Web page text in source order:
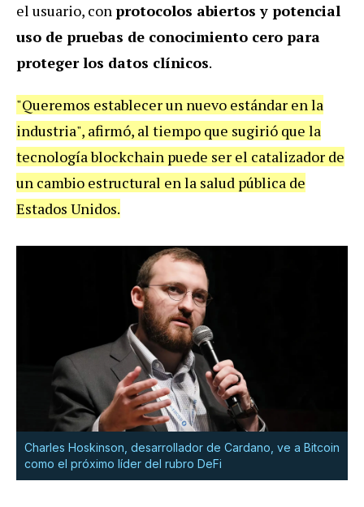
el usuario, conprotocolos abiertos y potencial
uso de pruebas de conocimiento cero para
proteger los datos clínicos.
"Queremos establecer un nuevo estándar en la
industria", afirmó, al tiempo que sugirió que la
tecnología blockchain puede ser el catalizador de
un cambio estructural en la salud pública de
Estados Unidos.
Charles Hoskinson, desarrollador de Cardano, ve a Bitcoin
como el próximo líder del rubro DeFi